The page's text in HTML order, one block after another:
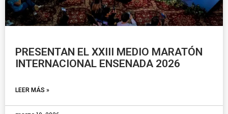
PRESENTAN EL XXIII MEDIO MARATÓN
INTERNACIONAL ENSENADA 2026
LEER MÁS »